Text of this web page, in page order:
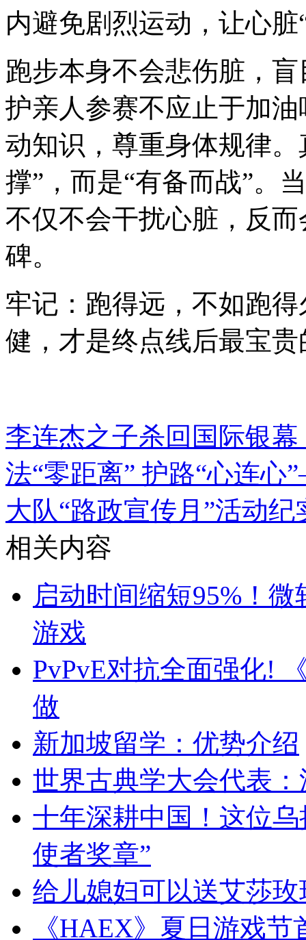
内避免剧烈运动，让心脏
跑步本身不会悲伤脏，
护亲人参赛不应止于加
动知识，尊重身体规律
撑”，而是“有备而战”。
不仅不会干扰心脏，反
碑。
牢记：跑得远，不如跑
健，才是终点线后最宝
李连杰之子杀回国际银
法“零距离” 护路“心连
大队“路政宣传月”活动纪
相关内容
启动时间缩短95%！
游戏
PvPvE对抗全面强化!
做
新加坡留学：优势介绍
世界古典学大会代表
十年深耕中国！这位
使者奖章”
给儿媳妇可以送艾莎
《HAEX》夏日游戏